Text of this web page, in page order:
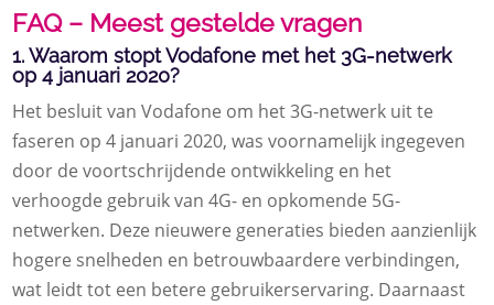
FAQ – Meest gestelde vragen
1. Waarom stopt Vodafone met het 3G-netwerk
op 4 januari 2020?
Het besluit van Vodafone om het 3G-netwerk uit te
faseren op 4 januari 2020, was voornamelijk ingegeven
door de voortschrijdende ontwikkeling en het
verhoogde gebruik van 4G- en opkomende 5G-
netwerken. Deze nieuwere generaties bieden aanzienlijk
hogere snelheden en betrouwbaardere verbindingen,
wat leidt tot een betere gebruikerservaring. Daarnaast